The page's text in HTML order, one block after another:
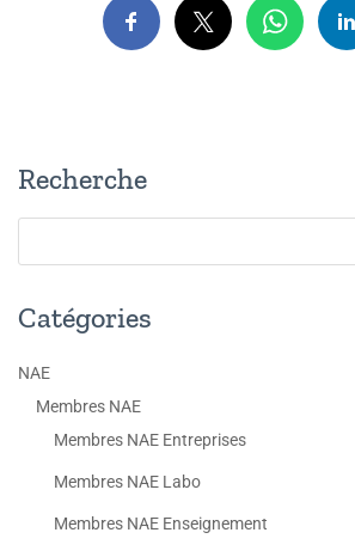
Recherche
Catégories
NAE
Membres NAE
Membres NAE Entreprises
Membres NAE Labo
Membres NAE Enseignement